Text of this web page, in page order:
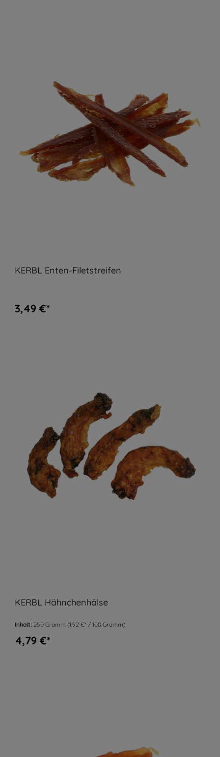
KERBL Enten-Filetstreifen
3,49 €*
KERBL Hähnchenhälse
Inhalt: 250 Gramm (1,92 €* / 100 Gramm)
4,79 €*